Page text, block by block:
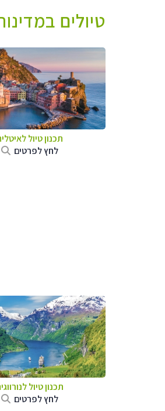
טיולים
תכנון טיול
לחץ לפרטים
תכנון טיול
לחץ לפרטים